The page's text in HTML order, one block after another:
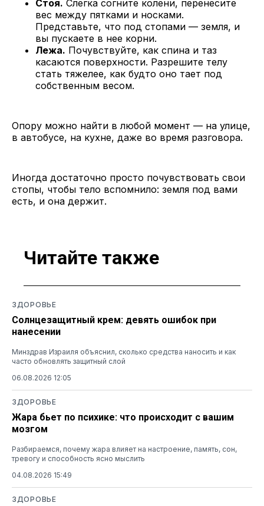
Стоя. Слегка согните колени, перенесите
вес между пятками и носками.
Представьте, что под стопами — земля, и
вы пускаете в нее корни.
Лежа. Почувствуйте, как спина и таз
касаются поверхности. Разрешите телу
стать тяжелее, как будто оно тает под
собственным весом.
Опору можно найти в любой момент — на улице,
в автобусе, на кухне, даже во время разговора.
Иногда достаточно просто почувствовать свои
стопы, чтобы тело вспомнило: земля под вами
есть, и она держит.
Читайте также
ЗДОРОВЬЕ
Солнцезащитный крем: девять ошибок при
нанесении
Минздрав Израиля объяснил, сколько средства наносить и как
часто обновлять защитный слой
06.08.2026 12:05
ЗДОРОВЬЕ
Жара бьет по психике: что происходит с вашим
мозгом
Разбираемся, почему жара влияет на настроение, память, сон,
тревогу и способность ясно мыслить
04.08.2026 15:49
ЗДОРОВЬЕ